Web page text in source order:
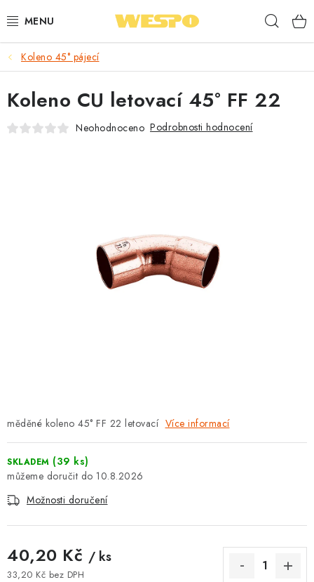
na
ARMATURY PRO TOPENÍ A VODU
TOPENÍ A OHŘEV VODY
TVAROVKY A TRUBKY
⭐ NEJLÉPE HODNOCENÉ
KONTAKT
TOPENÁŘSKÁ AKADEMIE
OBCHODNÍ PODMÍNKY
🚚 STAV OBJEDNÁVKY
Koleno 45° pájecí
měděné koleno 45° FF 22 letovací Více informací
SKLADEM (39 ks)
10.8.2026
Možnosti doručení
40,20 Kč / ks
33,20 Kč bez DPH
Koleno CU letovací 45° FF 22
Neohodnoceno Podrobnosti hodnocení